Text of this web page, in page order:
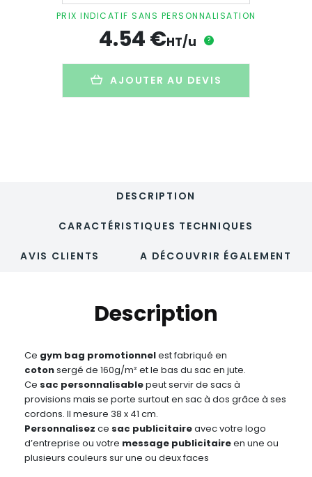
bag
personnalisé
jute
PRIX INDICATIF SANS PERSONNALISATION
4.54€HT/u ?
AJOUTER AU DEVIS
DESCRIPTION
CARACTÉRISTIQUES TECHNIQUES
AVIS CLIENTS A DÉCOUVRIR ÉGALEMENT
Description
Ce gym bag promotionnelest fabriqué en
cotonsergé de 160g/m² et le bas du sac en jute.
Ce sac personnalisablepeut servir de sacs à
provisions mais se porte surtout en sac à dos grâce à ses
cordons. Il mesure 38 x 41 cm.
Personnalisez ce sac publicitaireavec votre logo
d’entreprise ou votre message publicitaireen une ou
plusieurs couleurs sur une ou deux faces